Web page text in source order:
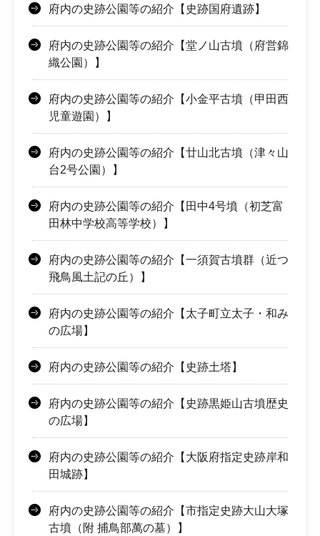
府内の史跡公園等の紹介【史跡国府遺跡】
府内の史跡公園等の紹介【堂ノ山古墳（府営錦
織公園）】
府内の史跡公園等の紹介【小金平古墳（甲田西
児童遊園）】
府内の史跡公園等の紹介【廿山北古墳（津々山
台2号公園）】
府内の史跡公園等の紹介【田中4号墳（初芝富
田林中学校高等学校）】
府内の史跡公園等の紹介【一須賀古墳群（近つ
飛鳥風土記の丘）】
府内の史跡公園等の紹介【太子町立太子・和み
の広場】
府内の史跡公園等の紹介【史跡土塔】
府内の史跡公園等の紹介【史跡黒姫山古墳歴史
の広場】
府内の史跡公園等の紹介【大阪府指定史跡岸和
田城跡】
府内の史跡公園等の紹介【市指定史跡大山大塚
古墳（附 捕鳥部萬の墓）】